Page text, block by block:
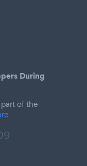
During
of the